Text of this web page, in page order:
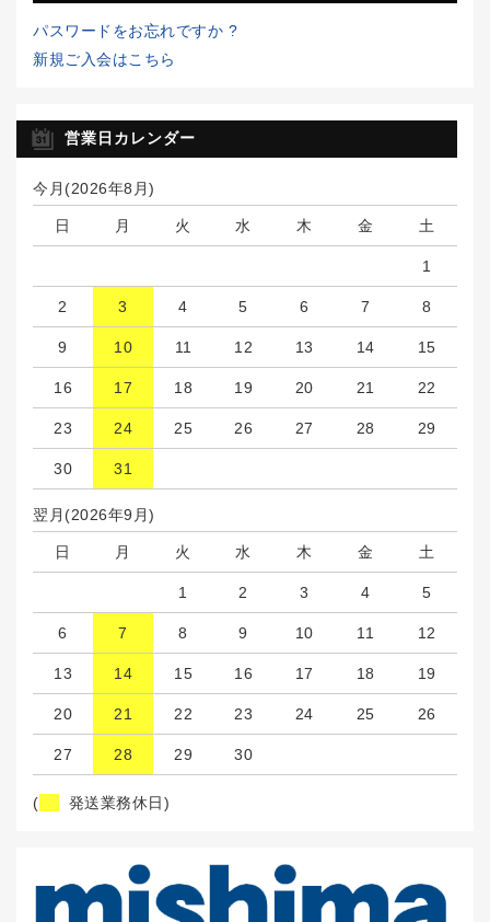
パスワードをお忘れですか ?
新規ご入会はこちら
営業日カレンダー
今月(2026年8月)
日 月 火 水 木 金 土
1
2 3 4 5 6 7 8
9 10 11 12 13 14 15
16 17 18 19 20 21 22
23 24 25 26 27 28 29
30 31
翌月(2026年9月)
日 月 火 水 木 金 土
1 2 3 4 5
6 7 8 9 10 11 12
13 14 15 16 17 18 19
20 21 22 23 24 25 26
27 28 29 30
( 発送業務休日)